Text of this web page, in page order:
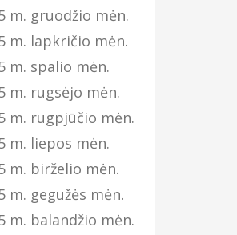
m. gruodžio mėn.
m. lapkričio mėn.
m. spalio mėn.
m. rugsėjo mėn.
m. rugpjūčio mėn.
m. liepos mėn.
m. birželio mėn.
m. gegužės mėn.
m. balandžio mėn.